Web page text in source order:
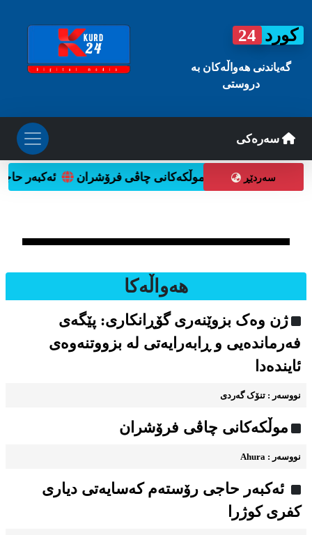
کورد 24
گه‌یاندنی هه‌واڵه‌کان به
دروستی
سه‌ره‌کی
ئایندەدا موڵکەکانی چاڤی فرۆشران ئەکبەر سه‌ردێڕ
هه‌واڵه‌کا
ژن وەک بزوێنەری گۆڕانکاری: پێگەی
فەرماندەیی و ڕابەرایەتی لە بزووتنەوەی
ئایندەدا
نووسه‌ر : تنۆک گەردی
موڵکەکانی چاڤی فرۆشران
نووسه‌ر : Ahura
ئەکبەر حاجی رۆستەم کەسایەتی دیاری
کفری کوژرا